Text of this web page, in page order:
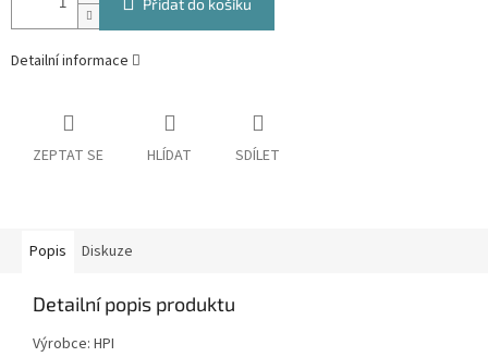
Přidat do košíku
Detailní informace
ZEPTAT SE HLÍDAT SDÍLET
Popis Diskuze
Detailní popis produktu
Výrobce: HPI